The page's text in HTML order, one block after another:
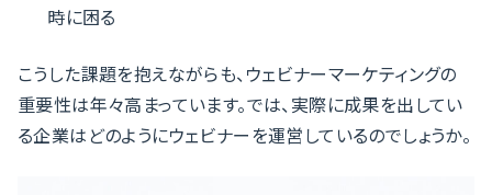
時に困る
こうした課題を抱えながらも、ウェビナーマーケティングの
重要性は年々高まっています。では、実際に成果を出してい
る企業はどのようにウェビナーを運営しているのでしょうか。